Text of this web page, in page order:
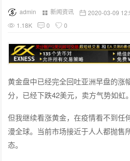
admin 新闻资讯
2020-03-09
1.18K
0 0
黄金盘中已经完全回吐亚洲早盘的涨
分，已经下跌42美元，卖方气势如虹。
但我继续看涨黄金，在疫情看不到任
漫全球。当前市场接近于人人都抛售
态。